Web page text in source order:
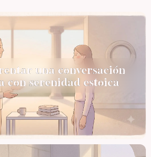
una conversación
con serenidad estoica